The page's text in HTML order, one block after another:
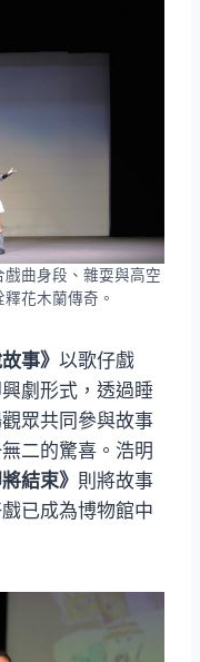
曲身段、雜耍與高空
花木蘭傳奇。
事》 以歌仔戲
劇形式，透過睡
眾共同參與故事
二的驚喜。浩明
結束》 則將故事
已成為博物館中